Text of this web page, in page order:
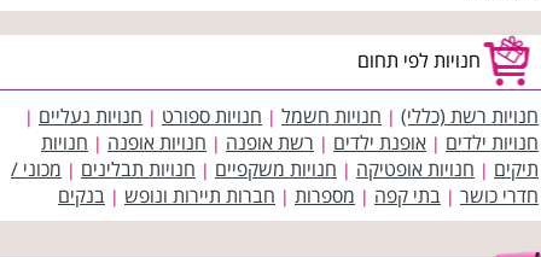
חנויות לפי תחום
חנויות רשת (כללי) | חנויות חשמל | חנויות ספורט | חנויות נעליים |
חנויות ילדים | אופנת ילדים | רשת אופנה | חנויות אופנה | חנויות
תיקים | חנויות אופטיקה | חנויות משקפיים | חנויות תבלינים | מכוני /
חדרי כושר | בתי קפה | מספרות | חברות תיירות ונופש | בנקים